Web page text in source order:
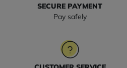
SECURE PAYMENT
Pay safely